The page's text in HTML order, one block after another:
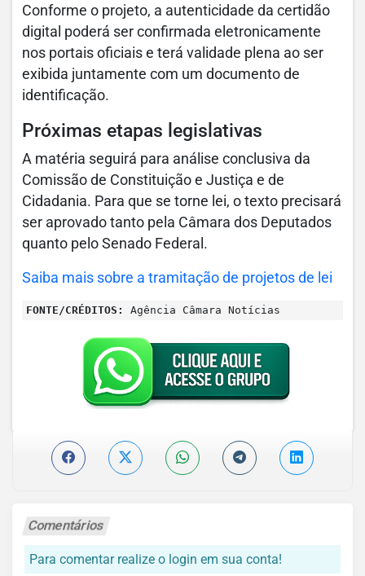
Conforme o projeto, a autenticidade da certidão
digital poderá ser confirmada eletronicamente
nos portais oficiais e terá validade plena ao ser
exibida juntamente com um documento de
identificação.
Próximas etapas legislativas
A matéria seguirá para análise conclusiva da
Comissão de Constituição e Justiça e de
Cidadania. Para que se torne lei, o texto precisará
ser aprovado tanto pela Câmara dos Deputados
quanto pelo Senado Federal.
Saiba mais sobre a tramitação de projetos de lei
FONTE/CRÉDITOS: Agência Câmara Notícias
Comentários
Para comentar realize o login em sua conta!